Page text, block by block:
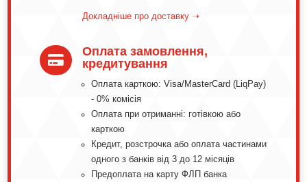
Докладніше про доставку ➝

Оплата замовлення,
кредитування
Оплата карткою: Visa/MasterCard (LiqPay)
- 0% комісія
Оплата при отриманні: готівкою або
карткою
Кредит, розстрочка або оплата частинами
одного з банків від 3 до 12 місяців
Предоплата на карту ФЛП банка